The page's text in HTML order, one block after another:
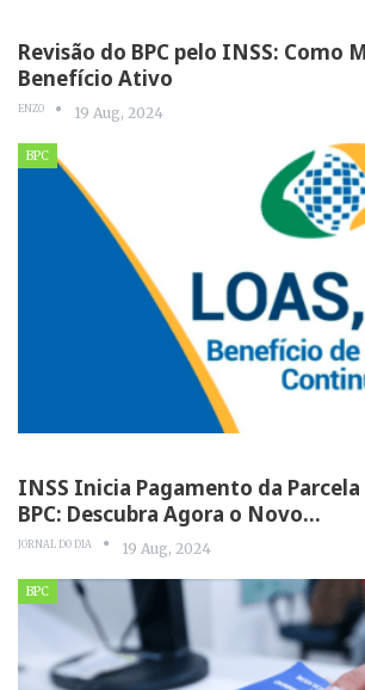
Revisão do BPC pelo INSS: Como
Benefício Ativo
ENZO 19 Aug, 2024
BPC
INSS Inicia Pagamento da
BPC: Descubra Agora o Novo…
JORNAL DO DIA 19 Aug, 2024
BPC